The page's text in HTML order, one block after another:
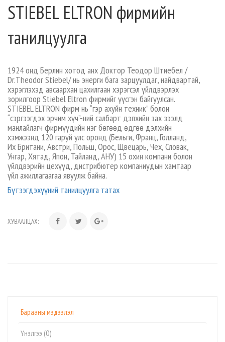
STIEBEL ELTRON фирмийн
танилцуулга
1924 онд Берлин хотод анх Доктор Теодор Штиебел /
Dr.Theodor Stiebel/ нь энерги бага зарцуулдаг, найдвартай,
хэрэглэхэд авсаархан цахилгаан хэрэгсэл үйлдвэрлэх
зорилгоор Stiebel Eltron фирмийг үүсгэн байгуулсан.
STIEBEL ELTRON фирм нь “гэр ахуйн техник” болон
“сэргээгдэх эрчим хүч”-ний салбарт дэпхийн зах зээлд
манлайлагч фирмүүдийн нэг бөгөөд өдгөө дэлхийн
хэмжээнд 120 гаруй улс оронд (Бельги, Франц, Голланд,
Их Британи, Австри, Польш, Орос, Щвецарь, Чех, Словак,
Унгар, Хятад, Япон, Тайланд, АНУ) 15 охин компани болон
үйлдвэрийн цехүүд, дистрибютер компаниудын хамтаар
үйл ажиллагаагаа явуулж байна.
Бүтээгдэхүүний танилцуулга татах
ХУВААЛЦАХ:
Барааны мэдээлэл
Үнэлгээ (0)